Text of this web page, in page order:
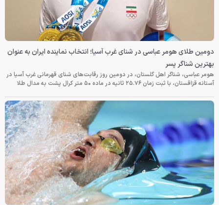
دومین طلای هومر عباسی در شنای غرب آسیا؛ انتخاب نماینده ایران به عنوان
بهترین شناگر پسر
هومر عباسی، شناگر اهل گلستان، در دومین روز رقابت‌های شنای قهرمانی غرب آسیا در
آستانه قزاقستان، با ثبت زمان ۲۵.۷۶ ثانیه در ماده ۵۰ متر کرال پشت به مدال طلا